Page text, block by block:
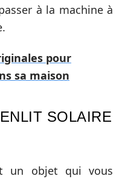
à la machine à
pour
sa maison
SOLAIRE
un objet qui vous